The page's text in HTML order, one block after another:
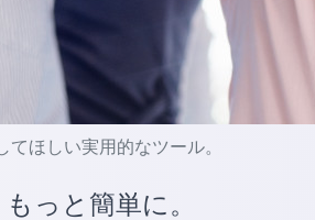
てほしい実用的なツール。
っと簡単に。